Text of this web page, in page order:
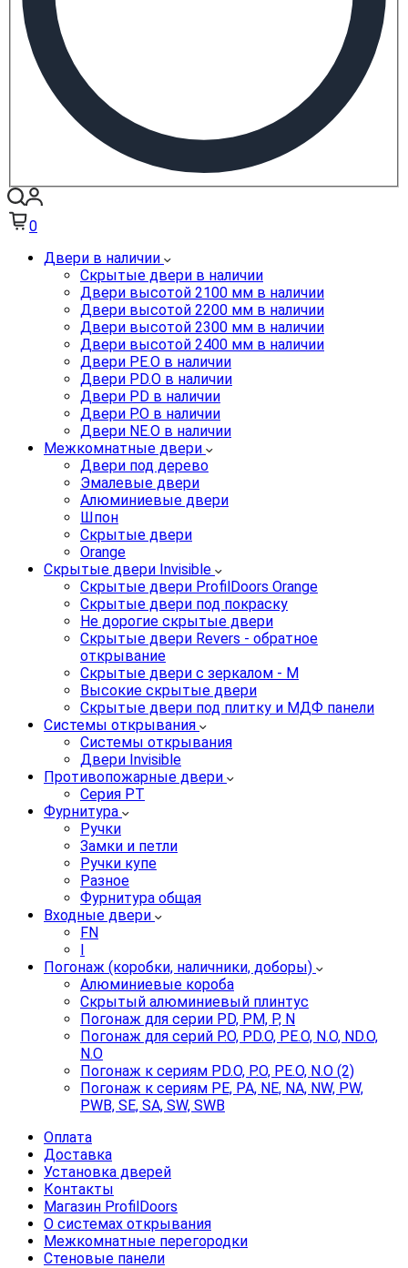
0
Двери в наличии
Скрытые двери в наличии
Двери высотой 2100 мм в наличии
Двери высотой 2200 мм в наличии
Двери высотой 2300 мм в наличии
Двери высотой 2400 мм в наличии
Двери PE.O в наличии
Двери PD.O в наличии
Двери PD в наличии
Двери P.O в наличии
Двери NE.O в наличии
Межкомнатные двери
Двери под дерево
Эмалевые двери
Алюминиевые двери
Шпон
Скрытые двери
Orange
Скрытые двери Invisible
Скрытые двери ProfilDoors Orange
Скрытые двери под покраску
Не дорогие скрытые двери
Скрытые двери Revers - обратное
открывание
Скрытые двери с зеркалом - M
Высокие скрытые двери
Скрытые двери под плитку и МДФ панели
Системы открывания
Системы открывания
Двери Invisible
Противопожарные двери
Серия PT
Фурнитура
Ручки
Замки и петли
Ручки купе
Разное
Фурнитура общая
Входные двери
FN
I
Погонаж (коробки, наличники, доборы)
Алюминиевые короба
Скрытый алюминиевый плинтус
Погонаж для серии PD, PM, P, N
Погонаж для серий P.O, PD.O, PE.O, N.O, ND.O,
N.O
Погонаж к сериям PD.O, P.O, PE.O, N.O (2)
Погонаж к сериям PE, PA, NE, NA, NW, PW,
PWB, SE, SA, SW, SWB
Оплата
Доставка
Установка дверей
Контакты
Магазин ProfilDoors
О системах открывания
Межкомнатные перегородки
Стеновые панели